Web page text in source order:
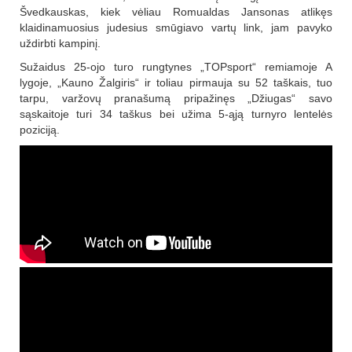
Švedkauskas, kiek vėliau Romualdas Jansonas atlikęs
klaidinamuosius judesius smūgiavo vartų link, jam pavyko
uždirbti kampinį.
Sužaidus 25-ojo turo rungtynes „TOPsport“ remiamoje A
lygoje, „Kauno Žalgiris“ ir toliau pirmauja su 52 taškais, tuo
tarpu, varžovų pranašumą pripažinęs „Džiugas“ savo
sąskaitoje turi 34 taškus bei užima 5-ąją turnyro lentelės
poziciją.